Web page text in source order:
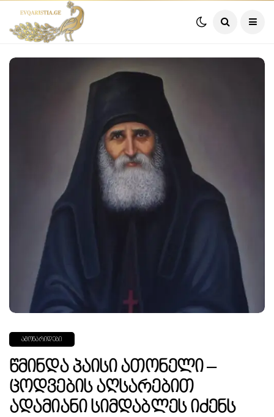
ᲐᲛᲝᲜᲐᲠᲘᲓᲔᲑᲘ
Წმინდა Პაისი Ათონელი –
Ცოდვების Აღსარებით
Ადამიანი Სიმდაბლეს Იძენს